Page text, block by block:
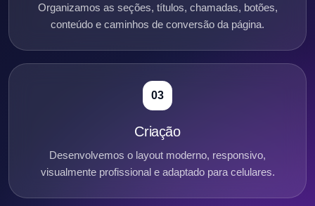
Organizamos as seções, títulos, chamadas, botões,
conteúdo e caminhos de conversão da página.
03
Criação
Desenvolvemos o layout moderno, responsivo,
visualmente profissional e adaptado para celulares.